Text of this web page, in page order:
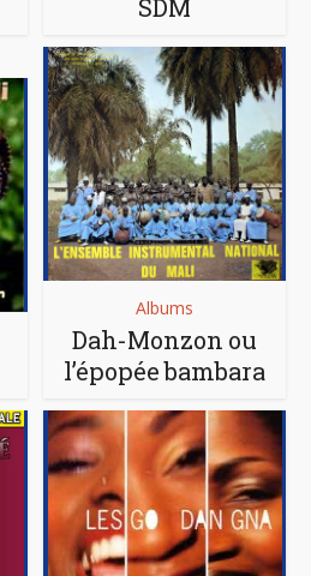
SDM
Albums
Dah-Monzon ou
l’épopée bambara